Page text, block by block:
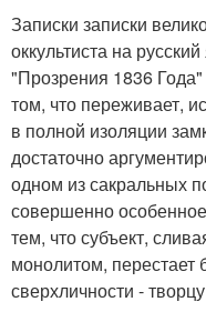
Записки записки
оккультиста на
"Прозрения 1836 Года"
том, что переживает,
в полной изоляции
достаточно
одном из сакральных
совершенно
тем, что субъект,
монолитом, перестает
сверхличности -